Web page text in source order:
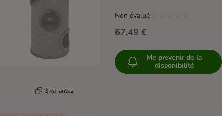
3 variantes
67,49 €
Non évalué
Me prévenir de la
disponibilité